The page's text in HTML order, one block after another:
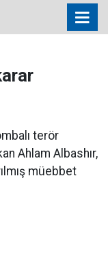
terör
Ahlam Albashır,
müebbet